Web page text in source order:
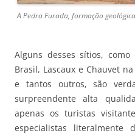
A Pedra Furada, formação
Alguns desses sítios,
Brasil, Lascaux e Chauvet
e tantos outros, são
surpreendente alta
apenas os turistas
especialistas